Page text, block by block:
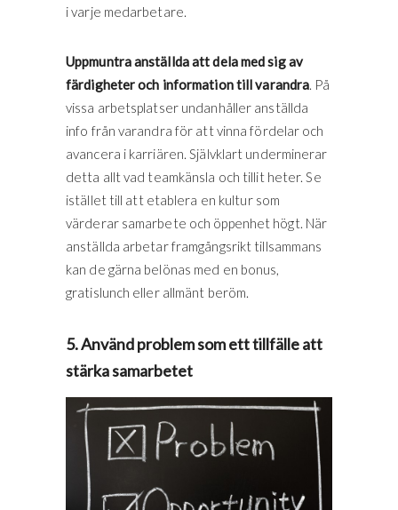
i varje medarbetare.
Uppmuntra anställda att dela med sig av
färdigheter och information till varandra. På
vissa arbetsplatser undanhåller anställda
info från varandra för att vinna fördelar och
avancera i karriären. Självklart underminerar
detta allt vad teamkänsla och tillit heter. Se
istället till att etablera en kultur som
värderar samarbete och öppenhet högt. När
anställda arbetar framgångsrikt tillsammans
kan de gärna belönas med en bonus,
gratislunch eller allmänt beröm.
5. Använd problem som ett tillfälle att
stärka samarbetet